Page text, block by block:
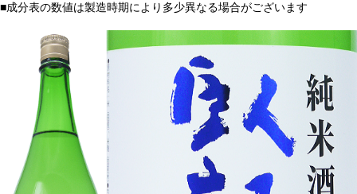
■成分表の数値は製造時期により多少異なる場合がございます